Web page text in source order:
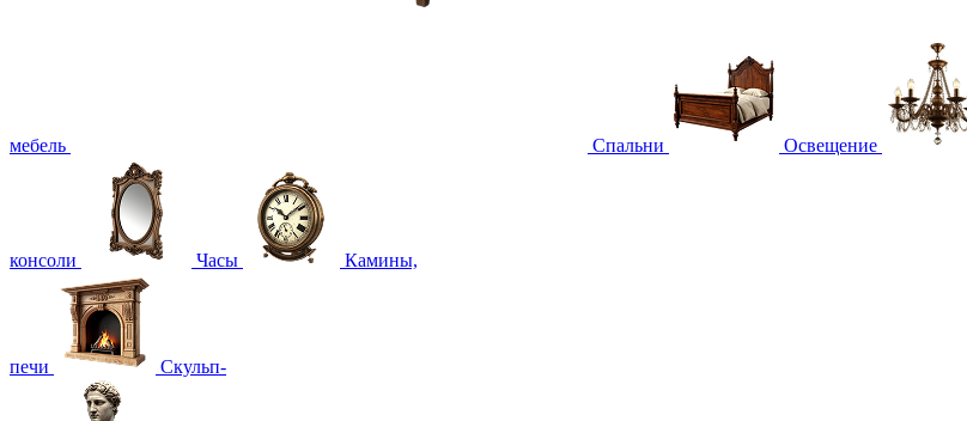
мебель Спальни Освещение
консоли Часы Камины,
печи Скульп-